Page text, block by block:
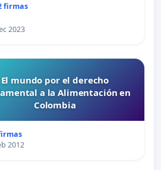
firmas
2023
El mundo por el derecho
a la Alimentación en
Colombia
2012